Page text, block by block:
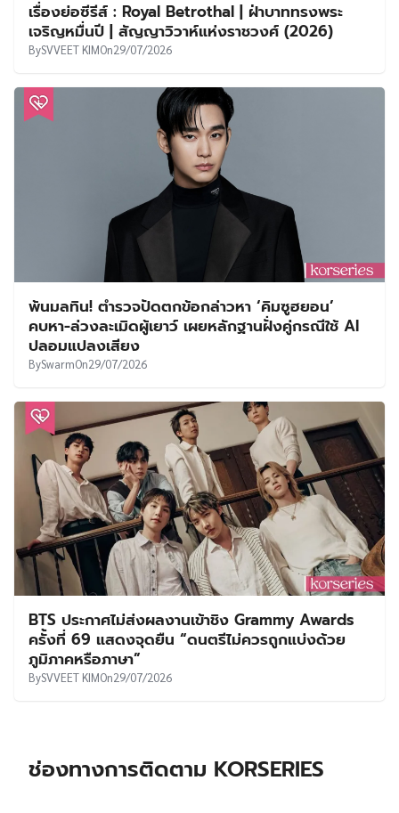
เรื่องย่อซีรีส์ : Royal Betrothal | ฝ่าบาททรงพระ
เจริญหมื่นปี | สัญญาวิวาห์แห่งราชวงศ์ (2026)
BySVVEET KIMOn29/07/2026
พ้นมลทิน! ตำรวจปัดตกข้อกล่าวหา ‘คิมซูฮยอน’
คบหา-ล่วงละเมิดผู้เยาว์ เผยหลักฐานฝั่งคู่กรณีใช้ AI
ปลอมแปลงเสียง
BySwarmOn29/07/2026
BTS ประกาศไม่ส่งผลงานเข้าชิง Grammy Awards
ครั้งที่ 69 แสดงจุดยืน “ดนตรีไม่ควรถูกแบ่งด้วย
ภูมิภาคหรือภาษา”
BySVVEET KIMOn29/07/2026
ช่องทางการติดตาม KORSERIES